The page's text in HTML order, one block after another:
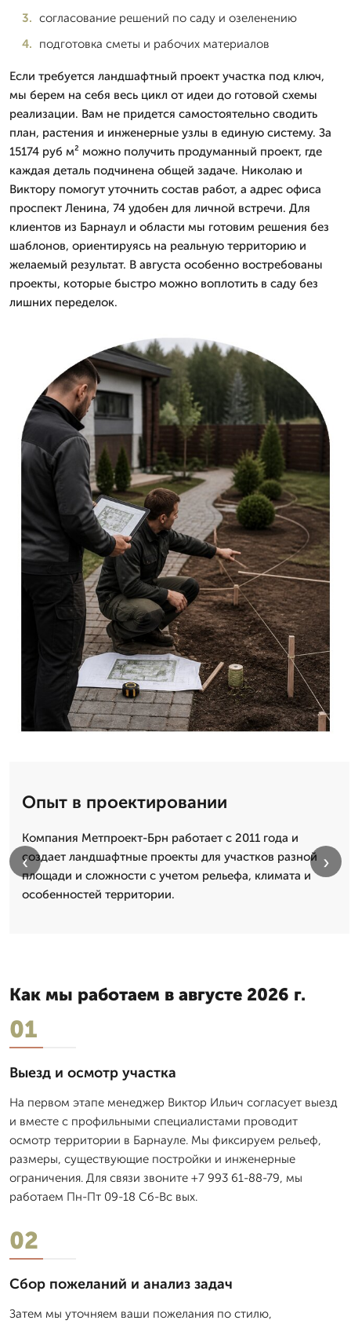
согласование решений по саду и озеленению
подготовка сметы и рабочих материалов
Если требуется ландшафтный проект участка под ключ,
мы берем на себя весь цикл от идеи до готовой схемы
реализации. Вам не придется самостоятельно сводить
план, растения и инженерные узлы в единую систему. За
15174 руб м² можно получить продуманный проект, где
каждая деталь подчинена общей задаче. Николаю и
Виктору помогут уточнить состав работ, а адрес офиса
проспект Ленина, 74 удобен для личной встречи. Для
клиентов из Барнаул и области мы готовим решения без
шаблонов, ориентируясь на реальную территорию и
желаемый результат. В августа особенно востребованы
проекты, которые быстро можно воплотить в саду без
лишних переделок.
Опыт в проектировании
Компания Метпроект-Брн работает с 2011 года и
создает ландшафтные проекты для участков разной
площади и сложности с учетом рельефа, климата и
особенностей территории.
‹ ›
Как мы работаем в августе 2026 г.
01
Выезд и осмотр участка
На первом этапе менеджер Виктор Ильич согласует выезд
и вместе с профильными специалистами проводит
осмотр территории в Барнауле. Мы фиксируем рельеф,
размеры, существующие постройки и инженерные
ограничения. Для связи звоните +7 993 61-88-79, мы
работаем Пн-Пт 09-18 Сб-Вс вых.
02
Сбор пожеланий и анализ задач
Затем мы уточняем ваши пожелания по стилю,